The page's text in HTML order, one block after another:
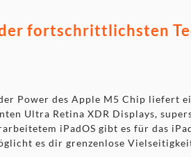
fortschrittlichsten
Power des Apple M5 Chip liefert
Ultra Retina XDR Displays,
iPadOS gibt es für das
es dir grenzenlose